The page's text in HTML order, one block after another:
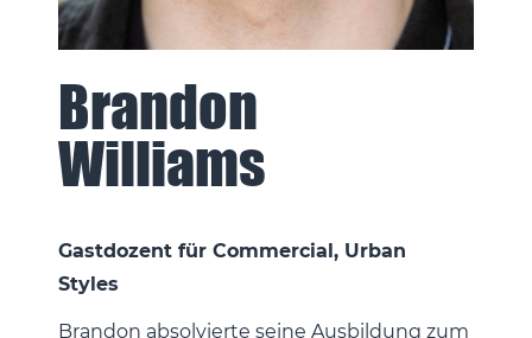
Brandon
Williams
Gastdozent für Commercial, Urban
Styles
Brandon absolvierte seine Ausbildung zum